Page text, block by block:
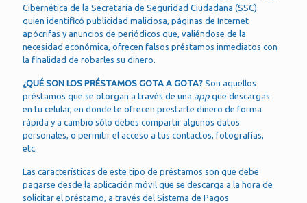
Cibernética de la Secretaría de Seguridad Ciudadana (SSC)
quien identificó publicidad maliciosa, páginas de Internet
apócrifas y anuncios de periódicos que, valiéndose de la
necesidad económica, ofrecen falsos préstamos inmediatos con
la finalidad de robarles su dinero.
¿QUÉ SON LOS PRÉSTAMOS GOTA A GOTA? Son aquellos
préstamos que se otorgan a través de una app que descargas
en tu celular, en donde te ofrecen prestarte dinero de forma
rápida y a cambio sólo debes compartir algunos datos
personales, o permitir el acceso a tus contactos, fotografías,
etc.
Las características de este tipo de préstamos son que debe
pagarse desde la aplicación móvil que se descarga a la hora de
solicitar el préstamo, a través del Sistema de Pagos